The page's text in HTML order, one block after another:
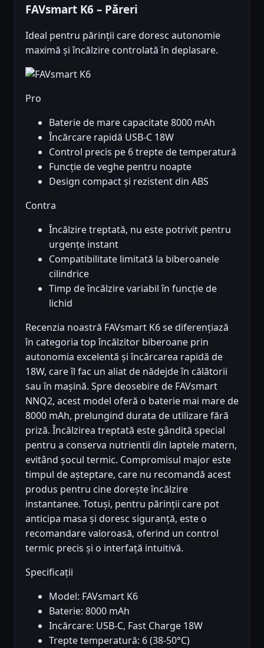
FAVsmart K6 – Păreri
Ideal pentru părinții care doresc autonomie
maximă și încălzire controlată în deplasare.
Pro
Baterie de mare capacitate 8000 mAh
Încărcare rapidă USB-C 18W
Control precis pe 6 trepte de temperatură
Funcție de veghe pentru noapte
Design compact și rezistent din ABS
Contra
Încălzire treptată, nu este potrivit pentru
urgențe instant
Compatibilitate limitată la biberoanele
cilindrice
Timp de încălzire variabil în funcție de
lichid
Recenzia noastră FAVsmart K6 se diferențiază
în categoria top încălzitor biberoane prin
autonomia excelentă și încărcarea rapidă de
18W, care îl fac un aliat de nădejde în călătorii
sau în mașină. Spre deosebire de FAVsmart
NNQ2, acest model oferă o baterie mai mare de
8000 mAh, prelungind durata de utilizare fără
priză. Încălzirea treptată este gândită special
pentru a conserva nutrientii din laptele matern,
evitând șocul termic. Compromisul major este
timpul de așteptare, care nu recomandă acest
produs pentru cine dorește încălzire
instantanee. Totuși, pentru părinții care pot
anticipa masa și doresc siguranță, este o
recomandare valoroasă, oferind un control
termic precis și o interfață intuitivă.
Specificații
Model: FAVsmart K6
Baterie: 8000 mAh
Incărcare: USB-C, Fast Charge 18W
Trepte temperatură: 6 (38-50°C)